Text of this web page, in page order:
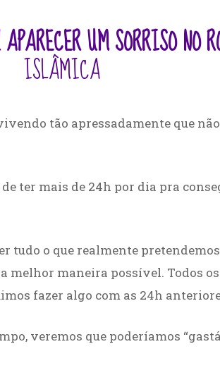
UM SORRISO NO
ISLÂMICA
tão apressadamente que
ter mais de 24h por dia pra
tudo o que realmente
maneira possível. Todos
fazer algo com as 24h
veremos que poderíamos